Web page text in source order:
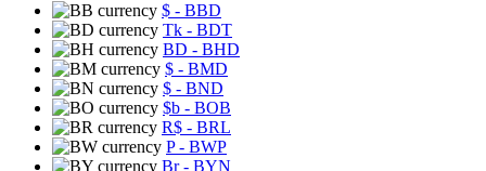
$ - BBD
Tk - BDT
BD - BHD
$ - BMD
$ - BND
$b - BOB
R$ - BRL
P- BWP
Br- BYN